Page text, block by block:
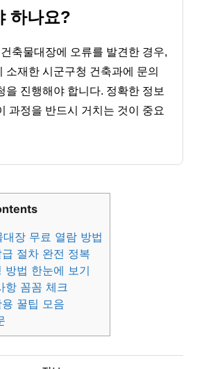
하나요?
축물대장에 오류를 발견한 경우,
소재한 시군구청 건축과에 문의
을 진행해야 합니다. 정확한 정보
과정을 반드시 거치는 것이 중요
장 무료 열람 방법
절차 완전 정복
방법 한눈에 보기
항 꼼꼼 체크
꿀팁 모음